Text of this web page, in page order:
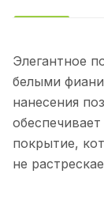
Элегантное
белыми
нанесения
покрытие,
не